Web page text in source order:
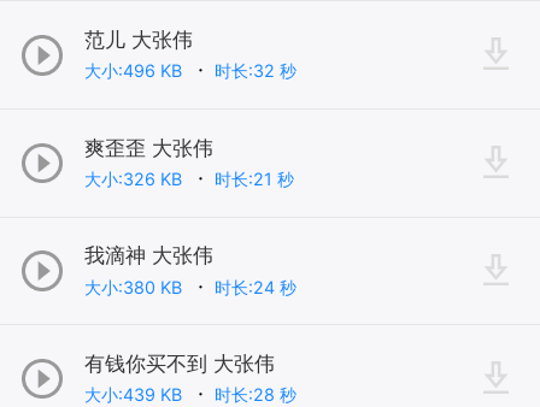
范儿 大张伟
大小:496 KB 时长:32 秒
爽歪歪 大张伟
大小:326 KB 时长:21 秒
我滴神 大张伟
大小:380 KB 时长:24 秒
有钱你买不到 大张伟
大小:439 KB 时长:28 秒